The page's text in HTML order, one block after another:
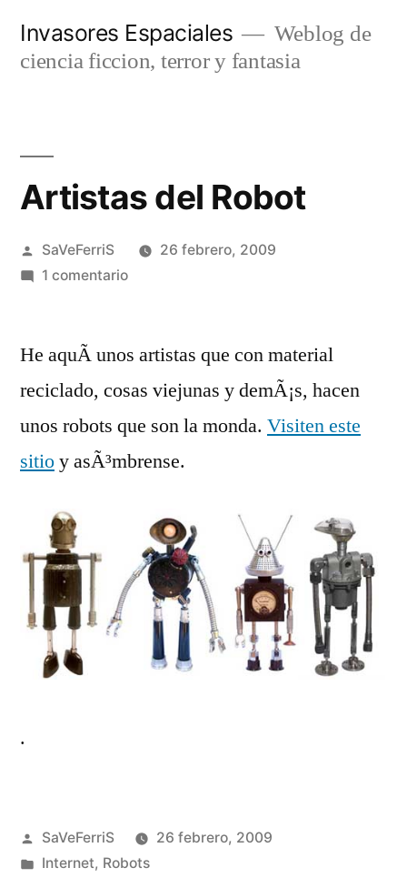
Invasores Espaciales
Weblog de
ciencia ficcion, terror y fantasia
Artistas del Robot
Publicado
por
SaVeFerriS
26 febrero, 2009
1 comentarioen
Robot
He aquÃ­ unos artistas que con material
reciclado, cosas viejunas y demÃ¡s, hacen
unos robots que son la monda. Visiten este
sitioy asÃ³mbrense.
.
Publicado
por
SaVeFerriS
26 febrero, 2009
Publicado
Internet, Robots